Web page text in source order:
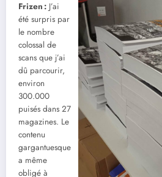
Frizen : J’ai
été surpris par
le nombre
colossal de
scans que j’ai
dû parcourir,
environ
300.000
puisés dans 27
magazines. Le
contenu
gargantuesque
a même
obligé à